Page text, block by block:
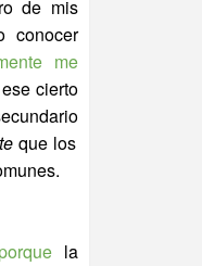
de mis
conocer
me
cierto
que los
la